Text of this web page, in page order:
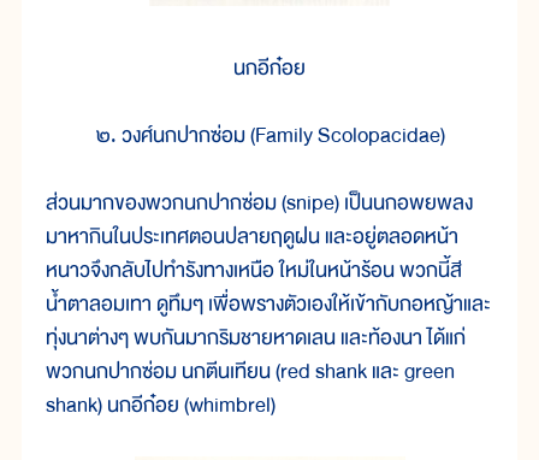
นกอีก๋อย
๒. วงศ์นกปากซ่อม (Family Scolopacidae)
ส่วนมากของพวกนกปากซ่อม (snipe) เป็นนกอพยพลง
มาหากินในประเทศตอนปลายฤดูฝน และอยู่ตลอดหน้า
หนาวจึงกลับไปทำรังทางเหนือ ใหม่ในหน้าร้อน พวกนี้สี
น้ำตาลอมเทา ดูทึมๆ เพื่อพรางตัวเองให้เข้ากับกอหญ้าและ
ทุ่งนาต่างๆ พบกันมากริมชายหาดเลน และท้องนา ได้แก่
พวกนกปากซ่อม นกตีนเทียน (red shank และ green
shank) นกอีก๋อย (whimbrel)